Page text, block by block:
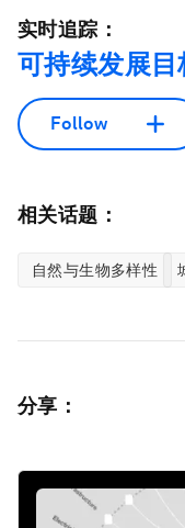
实时追踪：
可持续发展目
Follow
相关话题：
自然与生物多样性
分享：